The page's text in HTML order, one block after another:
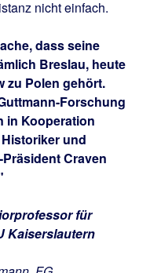
nicht einfach.
dass seine
Breslau, heute
zu Polen gehört.
Forschung
in Kooperation
und
Craven
für
Kaiserslautern